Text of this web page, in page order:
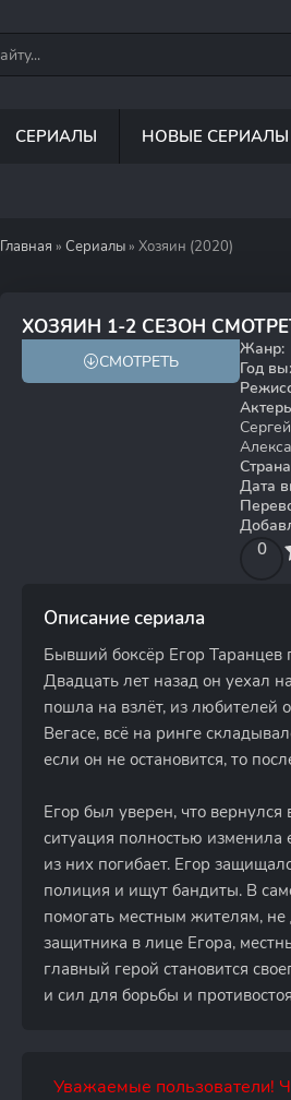
СЕРИАЛЫ НОВЫЕ СЕРИАЛЫ
Главная » Сериалы » Хозяин (2020)
ХОЗЯИН 1-2 СЕЗОН
7.3
СМОТРЕТЬ
Жанр:
Год
Дата
0
4
Описание сериала
Бывший боксёр Егор Таранцев
Двадцать лет назад он уехал
пошла на взлёт, из любителей
Вегасе, всё на ринге
если он не остановится, то
Егор был уверен, что
ситуация полностью
из них погибает. Егор
полиция и ищут бандиты. В
помогать местным жителям, не
защитника в лице Егора,
главный герой становится
и сил для борьбы и
Уважаемые пользователи!